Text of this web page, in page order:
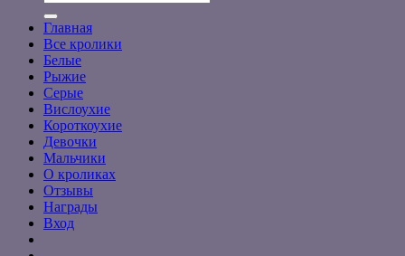
Главная
Все кролики
Белые
Рыжие
Серые
Вислоухие
Короткоухие
Девочки
Мальчики
О кроликах
Отзывы
Награды
Вход